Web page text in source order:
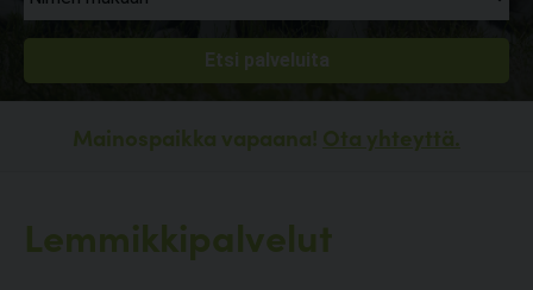
Mainospaikka vapaana! Ota yhteyttä.
Lemmikkipalvelut